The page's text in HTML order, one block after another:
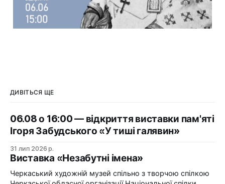
ДИВІТЬСЯ ЩЕ
06.08 о 16:00 — відкриття виставки пам'яті
Ігоря Забудського «У тиші галявин»
31 лип 2026 р.
Виставка «Незабутні імена»
Черкаський художній музей спільно з творчою спілкою